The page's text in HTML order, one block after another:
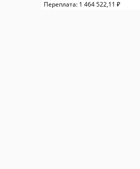
Переплата: 1 464 522,11 ₽